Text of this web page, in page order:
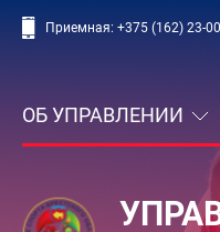
Приемная: +375 (162) 23-
ОБ УПРАВЛЕНИИ